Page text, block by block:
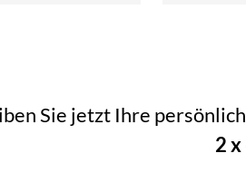
Sie jetzt Ihre
2